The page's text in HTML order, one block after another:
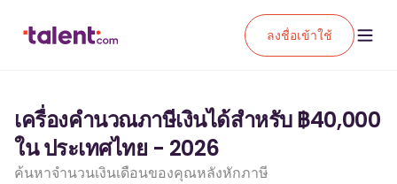
ลงชื่อเข้าใช้
เครื่องคำนวณภาษีเงินได้สำหรับ ฿40,000
ใน ประเทศไทย - 2026
ค้นหาจำนวนเงินเดือนของคุณหลังหักภาษี